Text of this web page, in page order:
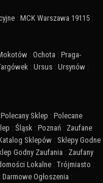
: MCK Warszawa 19115 :
: Ochota : Praga-
: Ursus : Ursynów :
Polecany Sklep : Polecane
: Śląsk : Poznań : Zaufane
Sklepów : Sklepy Godne
Godny Zaufania : Zaufany
Lokalne : Trójmiasto :
Darmowe Ogłoszenia :